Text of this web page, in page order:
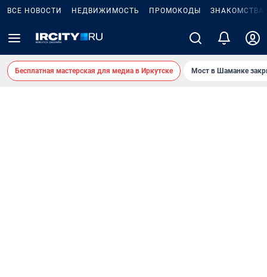
ВСЕ НОВОСТИ НЕДВИЖИМОСТЬ ПРОМОКОДЫ ЗНАКОМСТВА
Бесплатная мастерская для медиа в Иркутске Мост в Шаманке